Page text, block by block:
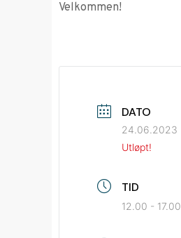
Velkommen!
DATO
24.06.2023
Utløpt!
TID
12.00 - 17.00